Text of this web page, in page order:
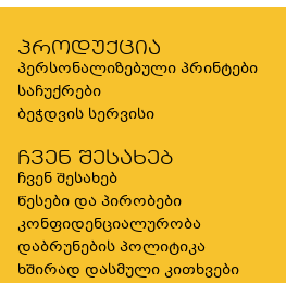
პროდუქცია
პერსონალიზებული პრინტები
საჩუქრები
ბეჭდვის სერვისი
ჩვენ შესახებ
ჩვენ შესახებ
წესები და პირობები
კონფიდენციალურობა
დაბრუნების პოლიტიკა
ხშირად დასმული კითხვები